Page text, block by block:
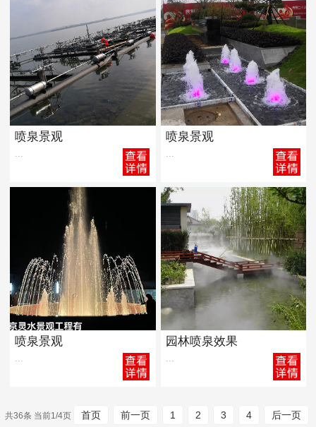
喷泉景观
...
喷泉景观
...
喷泉景观
...
园林喷泉效果
...
共36条 当前1/4页 首页 前一页 1 2 3 4 后一页